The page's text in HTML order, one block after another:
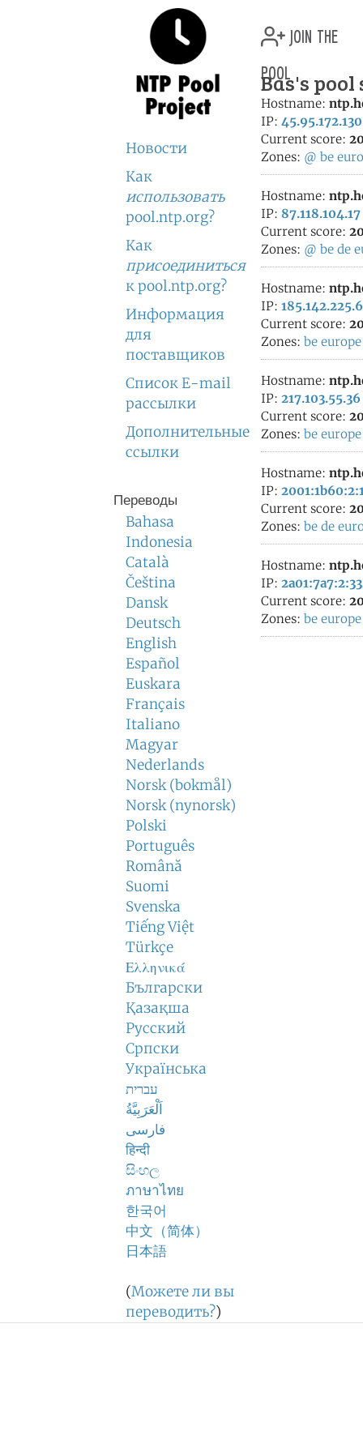
Новости
Как
использовать
pool.ntp.org?
Как
присоединиться
к pool.ntp.org?
Информация
для
поставщиков
Список E-mail
рассылки
Дополнительные
ссылки
Переводы
Bahasa
Indonesia
Català
Čeština
Dansk
Deutsch
English
Español
Euskara
Français
Italiano
Magyar
Nederlands
Norsk (bokmål)
Norsk (nynorsk)
Polski
Português
Română
Suomi
Svenska
Tiếng Việt
Türkçe
Ελληνικά
Български
Қазақша
Русский
Српски
Українська
עברית
اَلْعَرَبِيَّةُ
فارسی
हिन्दी
සිංහල
ภาษาไทย
한국어
中文（简体）
日本語
(Можете ли вы
переводить?)
join the
pool
Bas's pool
Hostname:
IP: 45.95.172.130
Current score:
Zones: @ be
Hostname:
IP: 87.118.104.17
Current score:
Zones: @ be de
Hostname:
IP:
Current score:
Zones: be europe
Hostname:
IP: 217.103.55.36
Current score:
Zones: be europe
Hostname:
IP:
Current score:
Zones: be de
Hostname:
IP:
Current score:
Zones: be europe